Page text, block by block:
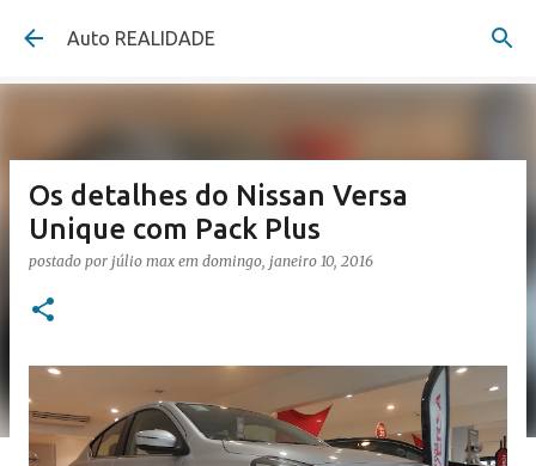
Pular para o conteúdo principal
Auto REALIDADE
Os detalhes do Nissan Versa
Unique com Pack Plus
postado por júlio max em domingo, janeiro 10, 2016